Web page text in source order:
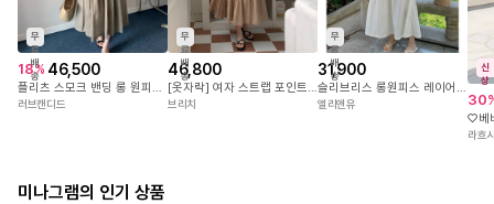
무
료
배
송
18% 46,500
플리츠 스모크 밴딩 롱 원피스 맥시 여름 바캉스 데일리 리조트 허니문
러브캔디드
무
료
배
송
46,800
[옷자락] 여자 스트랩 포인트 캉캉 롱원피스
브리치
무
료
배
송
31,900
슬리브리스 롱원피스 레이어드 나시 원피스
앨리앤유
신
상
30
라흐
미나그램의 인기 상품